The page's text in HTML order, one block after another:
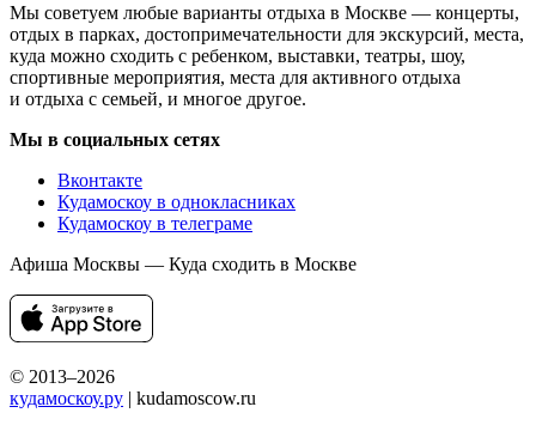
Мы советуем любые варианты отдыха в Москве — концерты,
отдых в парках, достопримечательности для экскурсий, места,
куда можно сходить с ребенком, выставки, театры, шоу,
спортивные мероприятия, места для активного отдыха
и отдыха с семьей, и многое другое.
Мы в социальных сетях
Вконтакте
Кудамоскоу в однокласниках
Кудамоскоу в телеграме
Афиша Москвы — Куда сходить в Москве
© 2013–2026
кудамоскоу.ру | kudamoscow.ru